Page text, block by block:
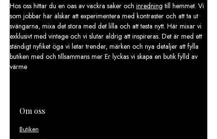
Hos oss hittar du en oas av vackra saker och inredning till hemmet. Vi
som jobbar här älskar att experimentera med kontraster och att ta ut
svängarna, mixa det stora med det lilla och att testa nytt. Här mixar vi
exklusivt med vintage och vi slutar aldrig att inspireras. Det är med ett
ständigt nyfiket öga vi letar trender, märken och nya detaljer att fylla
butiken med och tillsammans mer Er lyckas vi skapa en butik fylld av
värme
Om oss
Butiken